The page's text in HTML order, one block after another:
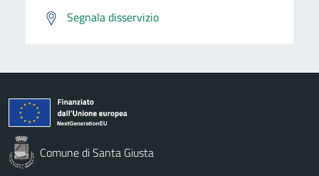
Segnala disservizio
Comune di Santa Giusta